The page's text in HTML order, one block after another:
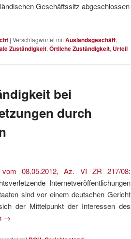
Geschäftssitz abgeschlossen
| Verschlagwortet mitAuslandsgeschäft,
Zuständigkeit, Örtliche Zuständigkeit, Urteil
bei
durch
vom 08.05.2012, Az. VI ZR 217/08:
Internetveröffentlichungen
sind vor einem deutschen Gericht
der Mittelpunkt der Interessen des
→